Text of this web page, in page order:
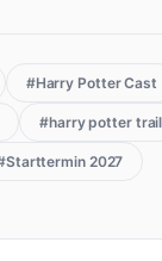
#Harry Potter Cast
#harry potter
2027